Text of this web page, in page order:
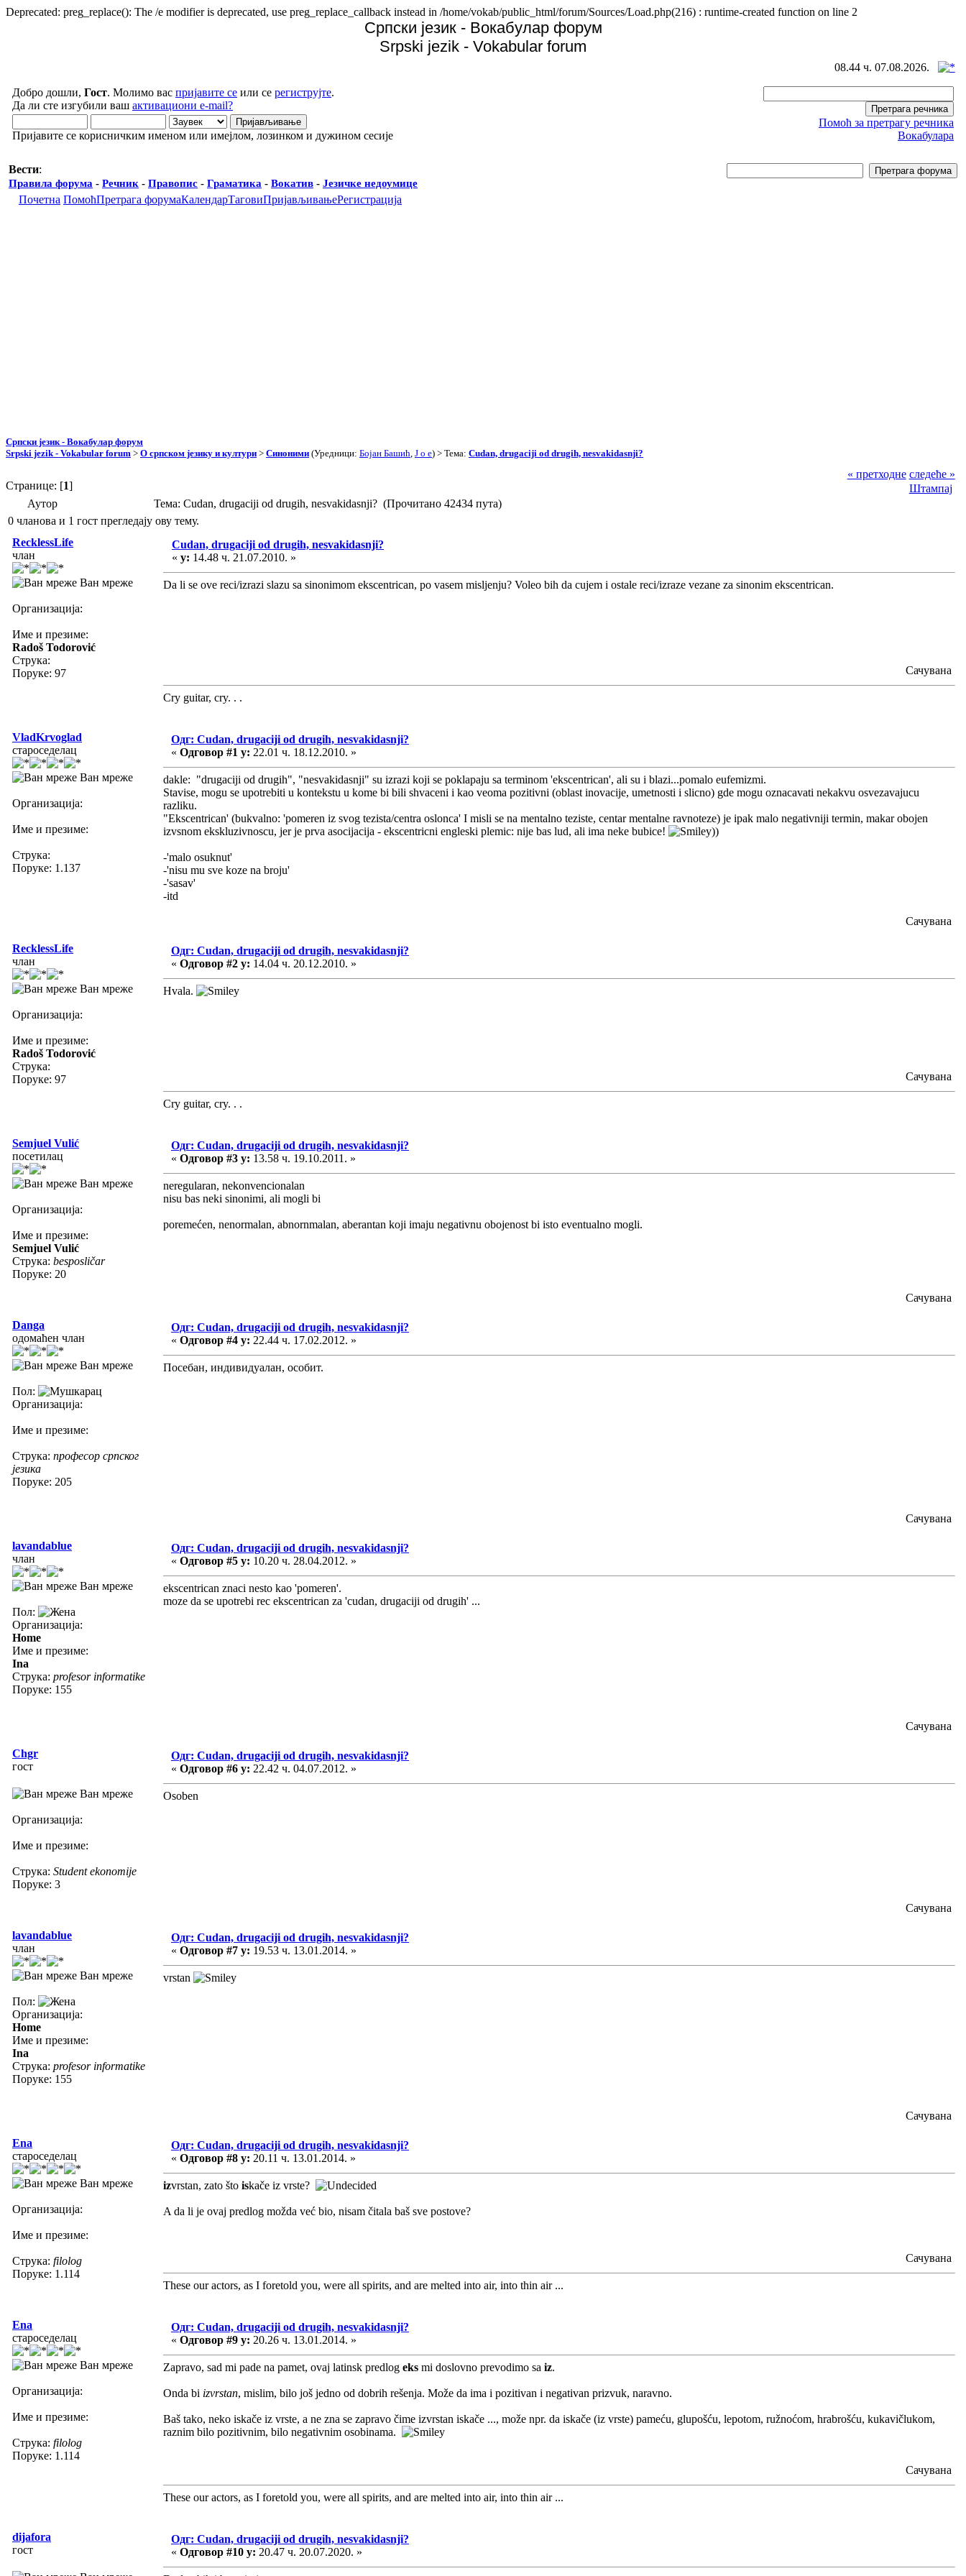
Deprecated: preg_replace(): The /e modifier is deprecated, use preg_replace_callback instead in /home/vokab/public_html/forum/Sources/Load.php(216) : runtime-created function on line 2
Српски језик - Вокабулар форум
Srpski jezik - Vokabular forum
08.44 ч. 07.08.2026.
Добро дошли, Гост. Молимо вас пријавите се или се региструјте.
Да ли сте изгубили ваш активациони e-mail?
Пријавите се корисничким именом или имејлом, лозинком и дужином сесије
Помоћ за претрагу речника
Вокабулара
Вести:
Правила форума - Речник - Правопис - Граматика - Вокатив - Језичке недоумице
Почетна ПомоћПретрага форумаКалендарТаговиПријављивањеРегистрација
Српски језик - Вокабулар форум
Srpski jezik - Vokabular forum > О српском језику и култури > Синоними (Уредници: Бојан Башић J o e) > Тема: Cudan, drugaciji od drugih, nesvakidasnji?
Странице: [1]
« претходне следеће »
Штампај
Аутор
Тема: Cudan, drugaciji od drugih, nesvakidasnji? (Прочитано 42434 пута)
0 чланова и 1 гост прегледају ову тему.
RecklessLife
члан
Ван мреже
Организација:
Име и презиме:
Radoš Todorović
Струка:
Поруке: 97
Cudan, drugaciji od drugih, nesvakidasnji?
« у: 14.48 ч. 21.07.2010. »
Da li se ove reci/izrazi slazu sa sinonimom ekscentrican, po vasem misljenju? Voleo bih da cujem i ostale reci/izraze vezane za sinonim ekscentrican.
Сачувана
Cry guitar, cry. . .
VladKrvoglad
староседелац
Ван мреже
Организација:
Име и презиме:
Струка:
Поруке: 1.137
Одг: Cudan, drugaciji od drugih, nesvakidasnji?
« Одговор #1 у: 22.01 ч. 18.12.2010. »
dakle: "drugaciji od drugih", "nesvakidasnji" su izrazi koji se poklapaju sa terminom 'ekscentrican', ali su i blazi...pomalo eufemizmi.
Stavise, mogu se upotrebiti u kontekstu u kome bi bili shvaceni i kao veoma pozitivni (oblast inovacije, umetnosti i slicno) gde mogu oznacavati nekakvu osvezavajucu
razliku.
"Ekscentrican' (bukvalno: 'pomeren iz svog tezista/centra oslonca' I misli se na mentalno teziste, centar mentalne ravnoteze) je ipak malo negativniji termin, makar obojen
izvsnom ekskluzivnoscu, jer je prva asocijacija - ekscentricni engleski plemic: nije bas lud, ali ima neke bubice!
))
-'malo osuknut'
-'nisu mu sve koze na broju'
-'sasav'
-itd
Сачувана
RecklessLife
члан
Ван мреже
Организација:
Име и презиме:
Radoš Todorović
Струка:
Поруке: 97
Одг: Cudan, drugaciji od drugih, nesvakidasnji?
« Одговор #2 у: 14.04 ч. 20.12.2010. »
Hvala.
Сачувана
Cry guitar, cry. . .
Semjuel Vulić
посетилац
Ван мреже
Организација:
Име и презиме:
Semjuel Vulić
Струка: besposličar
Поруке: 20
Одг: Cudan, drugaciji od drugih, nesvakidasnji?
« Одговор #3 у: 13.58 ч. 19.10.2011. »
neregularan, nekonvencionalan
nisu bas neki sinonimi, ali mogli bi
poremećen, nenormalan, abnornmalan, aberantan koji imaju negativnu obojenost bi isto eventualno mogli.
Сачувана
Danga
одомаћен члан
Ван мреже
Пол:
Организација:
Име и презиме:
Струка: професор српског
језика
Поруке: 205
Одг: Cudan, drugaciji od drugih, nesvakidasnji?
« Одговор #4 у: 22.44 ч. 17.02.2012. »
Посебан, индивидуалан, особит.
Сачувана
lavandablue
члан
Ван мреже
Пол:
Организација:
Home
Име и презиме:
Ina
Струка: profesor informatike
Поруке: 155
Одг: Cudan, drugaciji od drugih, nesvakidasnji?
« Одговор #5 у: 10.20 ч. 28.04.2012. »
ekscentrican znaci nesto kao 'pomeren'.
moze da se upotrebi rec ekscentrican za 'cudan, drugaciji od drugih' ...
Сачувана
Chgr
гост
Ван мреже
Организација:
Име и презиме:
Струка: Student ekonomije
Поруке: 3
Одг: Cudan, drugaciji od drugih, nesvakidasnji?
« Одговор #6 у: 22.42 ч. 04.07.2012. »
Osoben
Сачувана
lavandablue
члан
Ван мреже
Пол:
Организација:
Home
Име и презиме:
Ina
Струка: profesor informatike
Поруке: 155
Одг: Cudan, drugaciji od drugih, nesvakidasnji?
« Одговор #7 у: 19.53 ч. 13.01.2014. »
vrstan
Сачувана
Ena
староседелац
Ван мреже
Организација:
Име и презиме:
Струка: filolog
Поруке: 1.114
Одг: Cudan, drugaciji od drugih, nesvakidasnji?
« Одговор #8 у: 20.11 ч. 13.01.2014. »
izvrstan, zato što iskače iz vrste?
A da li je ovaj predlog možda već bio, nisam čitala baš sve postove?
Сачувана
These our actors, as I foretold you, were all spirits, and are melted into air, into thin air ...
Ena
староседелац
Ван мреже
Организација:
Име и презиме:
Струка: filolog
Поруке: 1.114
Одг: Cudan, drugaciji od drugih, nesvakidasnji?
« Одговор #9 у: 20.26 ч. 13.01.2014. »
Zapravo, sad mi pade na pamet, ovaj latinsk predlog eks mi doslovno prevodimo sa iz.
Onda bi izvrstan, mislim, bilo još jedno od dobrih rešenja. Može da ima i pozitivan i negativan prizvuk, naravno.
Baš tako, neko iskače iz vrste, a ne zna se zapravo čime izvrstan iskače ..., može npr. da iskače (iz vrste) pameću, glupošću, lepotom, ružnoćom, hrabrošću, kukavičlukom,
raznim bilo pozitivnim, bilo negativnim osobinama.
Сачувана
These our actors, as I foretold you, were all spirits, and are melted into air, into thin air ...
dijafora
гост
Одг: Cudan, drugaciji od drugih, nesvakidasnji?
« Одговор #10 у: 20.47 ч. 20.07.2020. »